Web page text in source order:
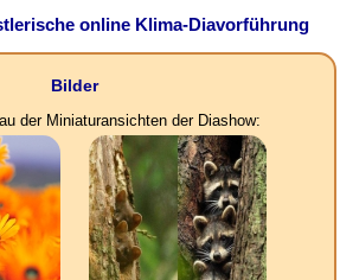
online Klima-Diavorführung
Bilder
der Miniaturansichten der Diashow: